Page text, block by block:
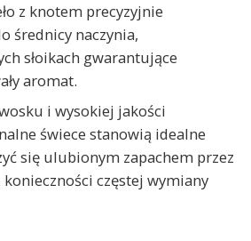
z knotem precyzyjnie
średnicy naczynia,
słoikach gwarantujące
aromat.
i wysokiej jakości
świece stanowią idealne
się ulubionym zapachem przez
częstej wymiany